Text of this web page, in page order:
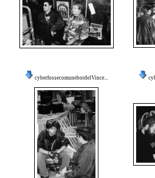
cyberfossecomunebordelVince...